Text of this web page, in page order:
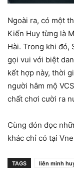
Ngoài ra, có một
Kiến Huy từng là
Hài. Trong khi đó,
gọi vui với biệt
kết hợp này, thời
người hâm mộ
chất chơi cười ra
Cùng đón đọc
khác chỉ có tại
TAGS liên minh